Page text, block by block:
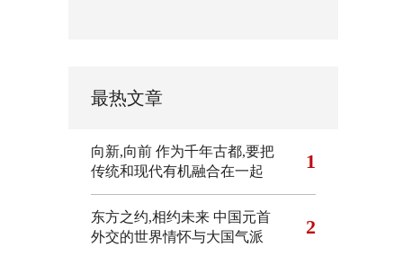
最热文章
向新,向前 作为千年古都,要把
传统和现代有机融合在一起
1
东方之约,相约未来 中国元首
外交的世界情怀与大国气派
2